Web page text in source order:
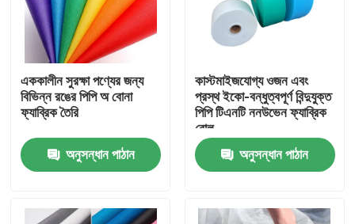
বাড়ি
এককালীন সুরক্ষা পণ্যের জন্য
বিভিন্ন রঙের পিপি অ বোনা
ফ্যাব্রিক তৈরি
অনুসন্ধান পাঠান
কাস্টমাইজযোগ্য ওজন এবং
প্রস্থ ইকো-বন্ধুত্বপূর্ণ বিন্দুযুক্ত
পিপি টিএনটি ননউভেন ফ্যাব্রিক
রোল
অনুসন্ধান পাঠান